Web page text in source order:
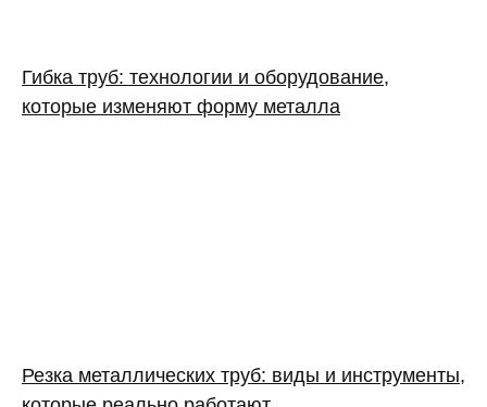
Гибка труб: технологии и оборудование,
которые изменяют форму металла
Резка металлических труб: виды и инструменты,